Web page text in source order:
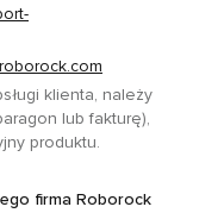
klienta, należy
lub fakturę),
produktu.
firma Roborock